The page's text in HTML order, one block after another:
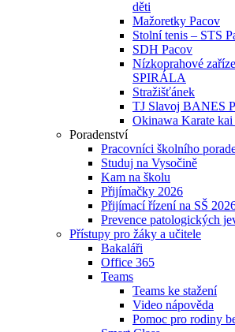
děti
Mažoretky Pacov
Stolní tenis – STS
SDH Pacov
Nízkoprahové
SPIRÁLA
Stražišťánek
TJ Slavoj BANES
Okinawa Karate kai
Poradenství
Pracovníci školního
Studuj na Vysočině
Kam na školu
Přijímačky 2026
Přijímací řízení na SŠ
Prevence patologických
Přístupy pro žáky a učitele
Bakaláři
Office 365
Teams
Teams ke stažení
Video nápověda
Pomoc pro rodiny